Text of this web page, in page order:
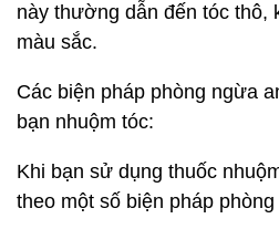
này thường dẫn đến tóc thô,
màu sắc.
Các biện pháp phòng ngừa
bạn nhuộm tóc:
Khi bạn sử dụng thuốc
theo một số biện pháp